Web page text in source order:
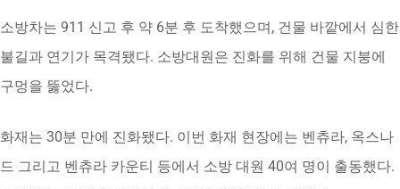
구멍을 뚫었다.
화재는 30분 만에 진화됐다. 이번 화재 현장에는 벤츄라, 옥스나
드 그리고 벤츄라 카운티 등에서 소방 대원 40여 명이 출동했다.
소방 당국은 진화 후에서 수 시간 동안 현장을 지켰다.